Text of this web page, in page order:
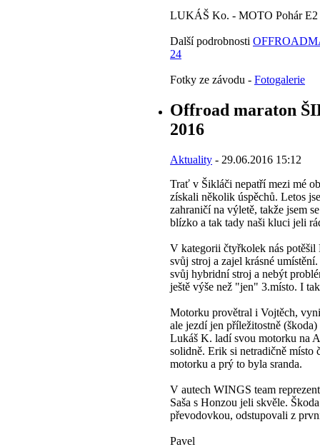
LUKÁŠ Ko. - MOTO Pohár E2
Další podrobnosti
24
Fotky ze závodu - Fotogalerie
Offroad maraton
2016
Aktuality - 29.06.2016 15:12
Trať v Šikláči nepatří mezi mé
získali několik úspěchů. Letos
zahraničí na výletě, takže jsem
blízko a tak tady naši kluci jeli
V kategorii čtyřkolek nás
svůj stroj a zajel krásné
svůj hybridní stroj a nebýt
ještě výše než "jen" 3.místo. I
Motorku provětral i Vojtěch,
ale jezdí jen příležitostně
Lukáš K. ladí svou motorku na
solidně. Erik si netradičně místo
motorku a prý to byla sranda.
V autech WINGS team
Saša s Honzou jeli skvěle.
převodovkou, odstupovali z
Pavel